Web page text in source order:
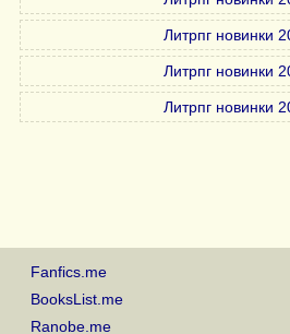
Литрпг новинки
Литрпг новинки
Литрпг новинки
Fanfics.me
BooksList.me
Ranobe.me